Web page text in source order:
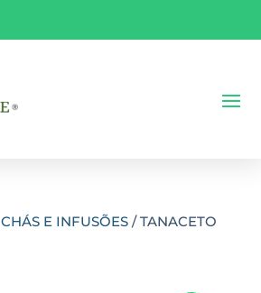
CHÁS E INFUSÕES/ TANACETO